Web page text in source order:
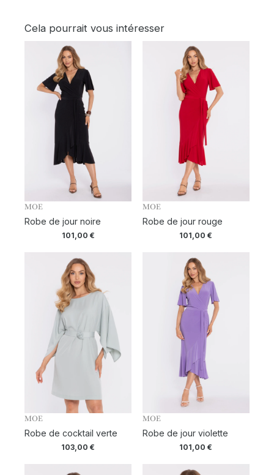
Cela pourrait vous intéresser
MOE
Robe de jour noire
101,00 €
MOE
Robe de jour rouge
101,00€
MOE
Robe de cocktail verte
103,00€
MOE
Robe de jour violette
101,00€